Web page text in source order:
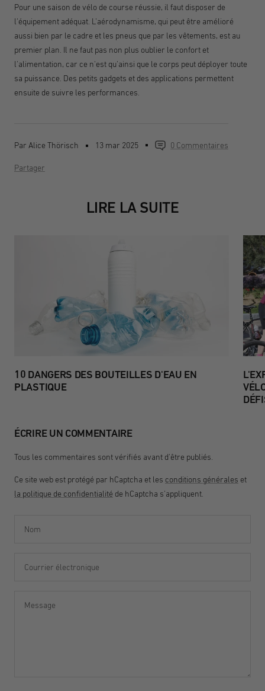
Par Alice Thörisch 13 mar 2025 0 Commentaires
Partager
Pour une saison de vélo de course réussie, il faut disposer de
l'équipement adéquat. L'aérodynamisme, qui peut être amélioré
aussi bien par le cadre et les pneus que par les vêtements, est au
premier plan. Il ne faut pas non plus oublier le confort et
l'alimentation, car ce n'est qu'ainsi que le corps peut déployer toute
sa puissance. Des petits gadgets et des applications permettent
ensuite de suivre les performances.
LIRE LA SUITE
10 DANGERS DES BOUTEILLES D'EAU EN
PLASTIQUE
ÉCRIRE UN COMMENTAIRE
Tous les commentaires sont vérifiés avant d'être publiés.
Ce site web est protégé par hCaptcha et les conditions générales et
la politique de confidentialité de hCaptcha s'appliquent.
Nom
Courrier électronique
Message